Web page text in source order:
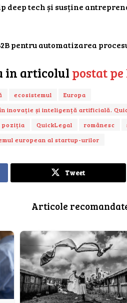
deep tech și susține
pentru automatizarea
in articolul postat
ecosistemul
Europa
inovație și inteligență artificială.
poziția QuickLegal românesc
european al startup-urilor
Tweet
Articole